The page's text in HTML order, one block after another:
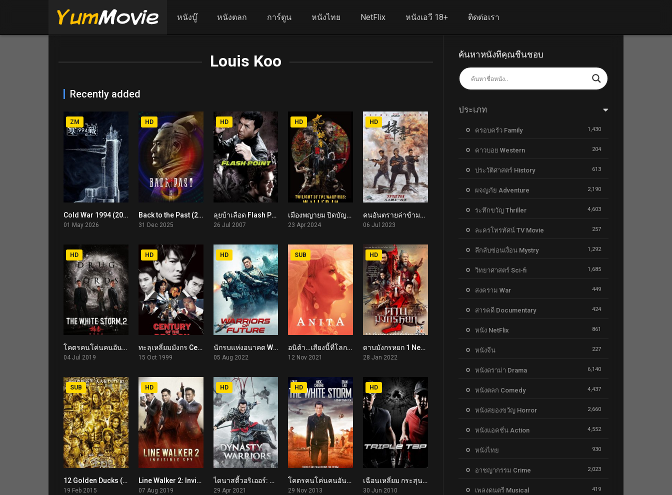
หนังบู๊ หนังตลก การ์ตูน หนังไทย NetFlix หนังเอวี 18+ ติดต่อเรา
Louis Koo
Recently added
6.2
ZM
Cold War 1994 (2026) เปิดเกมฆ่า ล่าถล่มเมือง
01 May 2026
6.4
HD
Back to the Past (2025) เจาะเวลาหาจิ๋นซี เดอะมูฟวี่
31 Dec 2025
6.7
HD
ลุยบ้าเลือด Flash Point (2007)
26 Jul 2007
7
HD
เมืองพญายม ปิดบัญชียมบาล Twilight of the Warriors: Walled In (2024)
23 Apr 2024
5.9
HD
คนอันตรายล่าข้ามโลก The White Storm 3: Heaven or Hell (2023)
06 Jul 2023
6
HD
โคตรคนโค่นคนอันตราย 2 The White Storm 2: Drug Lords (2019)
04 Jul 2019
6.4
HD
ทะลุเหลี่ยมมังกร Century of the Dragon (1999)
15 Oct 1999
6.1
HD
นักรบแห่งอนาคต Warriors of Future (2022)
05 Aug 2022
7
SUB
อนิต้า…เสียงนี้ที่โลกต้องรัก Anita (2021)
12 Nov 2021
4.6
HD
ดาบมังกรหยก 1 New Kung Fu Cult Master 1 (2022)
28 Jan 2022
4.7
SUB
12 Golden Ducks (2015)
19 Feb 2015
6
HD
Line Walker 2: Invisible Spy (2019)
07 Aug 2019
4.7
HD
ไดนาสตี้วอริเออร์: มหาสงครามขุนศึกสามก๊ก Dynasty Warriors (2021)
29 Apr 2021
6.6
HD
โคตรคนโค่นคนอันตราย The White Storm (2013)
29 Nov 2013
6.3
HD
เฉือนเหลี่ยม กระสุนจับตาย Triple Tap (2010)
30 Jun 2010
ค้นหาหนังที่คุณชื่นชอบ
ประเภท
ครอบครัว Family 1,430
คาวบอย Western 204
ประวัติศาสตร์ History 613
ผจญภัย Adventure 2,190
ระทึกขวัญ Thriller 4,603
ละครโทรทัศน์ TV Movie 257
ลึกลับซ่อนเงื่อน Mystry 1,292
วิทยาศาสตร์ Sci-fi 1,685
สงคราม War 449
สารคดี Documentary 424
หนัง NetFlix 861
หนังจีน 227
หนังดราม่า Drama 6,140
หนังตลก Comedy 4,437
หนังสยองขวัญ Horror 2,660
หนังแอคชั่น Action 4,552
หนังไทย 930
อาชญากรรม Crime 2,023
เพลงดนตรี Musical 419